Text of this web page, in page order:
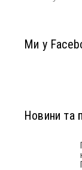
Ми у
Новини та